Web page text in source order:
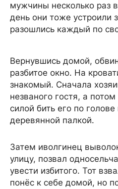
мужчины несколько раз
день они тоже устроили
разошлись каждый по
Вернувшись домой,
разбитое окно. На
знакомый. Сначала
незваного гостя, а
силой бить его по
деревянной палкой.
Затем иволгинец
улицу, позвал
увести избитого. Тот
понёс к себе домой, но